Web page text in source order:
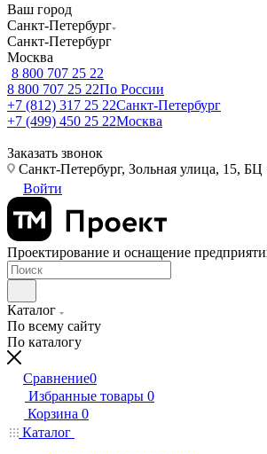
Ваш город
Санкт-Петербург
Санкт-Петербург
Москва
8 800 707 25 22
8 800 707 25 22По России
+7 (812) 317 25 22Санкт-Петербург
+7 (499) 450 25 22Москва
Заказать звонок
Санкт-Петербург, Зольная улица, 15,
Войти
Проектирование и оснащение
Каталог
По всему сайту
По каталогу
Сравнение0
Избранные товары 0
Корзина 0
Каталог